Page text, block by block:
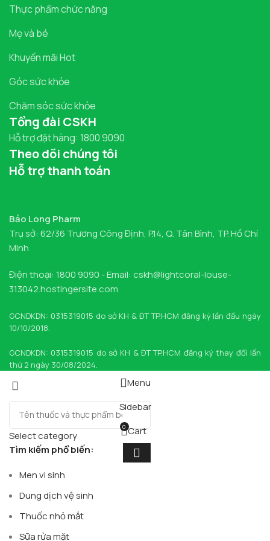
Thực phẩm chức năng
Mẹ và bé
Khuyến mãi Hot
Góc sức khỏe
Chăm sóc sức khỏe
Tổng đài CSKH
Hỗ trợ đặt hàng: 1800 9090
Theo dõi chúng tôi
Hỗ trợ thanh toán
Bảo Long Pharm
Trụ sở: 62/36 Trương Công Định, P.14, Q. Tân Bình, TP. Hồ Chí
Minh
Điện thoại: 1800 9090 - Email: cskh@lightcoral-louse-
313042.hostingersite.com
GCNDKDN: 0315319015 do sở KH & ĐT TP.HCM đăng ký lần đầu ngày
10/10/2018.
GCNDKDN: 0315319015 do sở KH & ĐT TP.HCM đăng ký thay đổi lần
thứ 2 ngày 30/08/2024.
Select category
Tìm kiếm phổ biến:
Men vi sinh
Dung dịch vệ sinh
Thuốc nhỏ mắt
Sữa rửa mặt
Menu
Sidebar
0 Cart